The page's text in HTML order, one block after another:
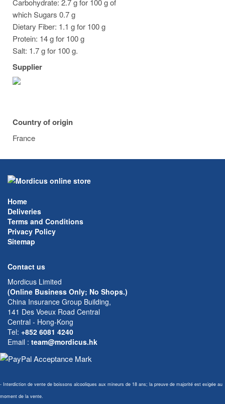
Carbohydrate: 2.7 g for 100 g of
which Sugars 0.7 g
Dietary Fiber: 1.1 g for 100 g
Protein: 14 g for 100 g
Salt: 1.7 g for 100 g.
Supplier
Country of origin
France
Home
Deliveries
Terms and Conditions
Privacy Policy
Sitemap
Contact us
Mordicus Limited
(Online Business Only; No Shops.)
China Insurance Group Building,
141 Des Voeux Road Central
Central - Hong-Kong
Tel: +852 6081 4240
Email : team@mordicus.hk
- Interdiction de vente de boissons alcooliques aux mineurs de 18 ans; la preuve de majorité est exigée au
moment de la vente.